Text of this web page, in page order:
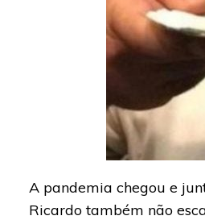
A pandemia chegou e
Ricardo também não